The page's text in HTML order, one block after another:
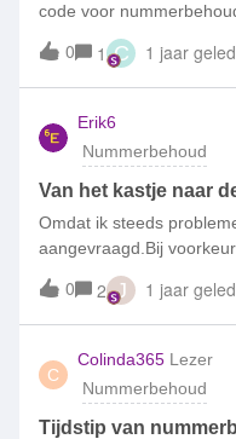
code voor
nummer 1601.Ik heb
me zorgen maken om
onschuldig?
0 1 C 1 jaar
Erik6
Nummerbehoud
Van het kastje naar
Omdat ik steeds
aangevraagd.Bij
wel betalen, als ik maar
steeds een ander
maar voeren het niet
regelen bij mijn nieuwe
iedereen waarschuw,
willen ze deze negatieve
0 2 J 1 jaar
C
Colinda365 Lezer
Nummerbehoud
Tijdstip van